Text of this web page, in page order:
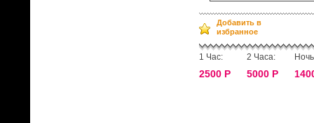
Добавить в
избранное
1 Час:
2500 Р
2 Часа:
5000 Р